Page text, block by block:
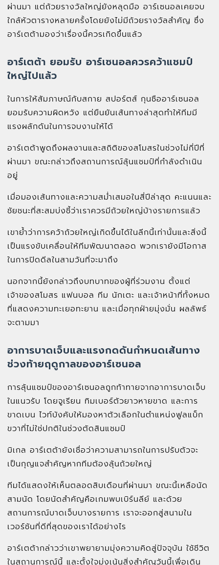
ผ่านมา แต่ถ้วยรางวัลใหญ่ยังหลุดมือ อาร์เซนอลเคยจบ
ใกล้หัวตารางหลายครั้งโดยยังไม่มีถ้วยรางวัลสำคัญ ซึ่ง
อาร์เตต้ามองว่าเรื่องนี้ควรเกิดขึ้นแล้ว
อาร์เตต้า ยอมรับ อาร์เซนอลควรคว้าแชมป์
ใหญ่ไปแล้ว
ในการให้สัมภาษณ์กับสกาย สปอร์ตส์ กุนซืออาร์เซนอล
ยอมรับความผิดหวัง แต่ยืนยันเส้นทางล่าสุดทำให้ทีมมี
แรงผลักดันในการจบงานให้ได้
อาร์เตต้าพูดถึงผลงานและสถิติของสโมสรในช่วงไม่กี่ปีที่
ผ่านมา ขณะกล่าวถึงสถานการณ์ลุ้นแชมป์ที่กำลังดำเนิน
อยู่
เมื่อมองเส้นทางและความสม่ำเสมอในสี่ปีล่าสุด คะแนนและ
ชัยชนะที่สะสมบ่งชี้ว่าเราควรมีถ้วยใหญ่บ้างรายการแล้ว
เขาย้ำว่าการคว้าถ้วยใหญ่เกิดขึ้นได้ในลีกนี้เท่านั้นและสิ่งนี้
เป็นแรงขับเคลื่อนให้ทีมพัฒนาตลอด พวกเรายังมีโอกาส
ในการปิดดีลในสามวันที่จะมาถึง
นอกจากนี้ยังกล่าวถึงบทบาทของผู้ที่ร่วมงาน ตั้งแต่
เจ้าของสโมสร แฟนบอล ทีม นักเตะ และเจ้าหน้าที่ทั้งหมด
ที่แสดงความทะเยอทะยาน และเมื่อทุกฝ่ายมุ่งมั่น ผลลัพธ์
จะตามมา
อาการบาดเจ็บและแรงกดดันกำหนดเส้นทาง
ช่วงท้ายฤดูกาลของอาร์เซนอล
การลุ้นแชมป์ของอาร์เซนอลถูกท้าทายจากอาการบาดเจ็บ
ในแนวรับ โดยจูเรียน ทิมเบอร์ตัวยาวหายขาด และการ
ขาดเบน ไวท์บังคับให้มองหาตัวเลือกในตำแหน่งฟูลแบ็ก
ขวาที่ไม่ใช่ปกติในช่วงตัดสินแชมป์
มิเกล อาร์เตต้ายังเชื่อว่าความสามารถในการปรับตัวจะ
เป็นกุญแจสำคัญหากทีมต้องลุ้นถ้วยใหญ่
ทีมได้แสดงให้เห็นตลอดสิบเดือนที่ผ่านมา ขณะนี้เหลือนัด
สามนัด โดยนัดสำคัญคือเกมพบเบิร์นลีย์ และด้วย
สถานการณ์บาดเจ็บบางรายการ เราจะออกสู่สนามใน
เวอร์ชันที่ดีที่สุดของเราได้อย่างไร
อาร์เตต้ากล่าวว่าเขาพยายามมุ่งความคิดสู่ปัจจุบัน ใช้ชีวิต
ในสถานการณ์นี้ และตั้งใจมุ่งเน้นสิ่งสำคัญวันนี้เพื่อเดิน